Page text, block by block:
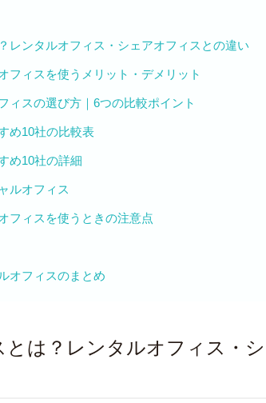
レンタルオフィス・シェアオフィスとの違い
フィスを使うメリット・デメリット
ィスの選び方｜6つの比較ポイント
め10社の比較表
め10社の詳細
ルオフィス
フィスを使うときの注意点
オフィスのまとめ
は？レンタルオフィス・